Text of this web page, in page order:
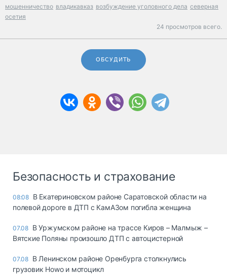
мошенничество владикавказ возбуждение уголовного дела северная
осетия
24 просмотров всего.
ОБСУДИТЬ
Безопасность и страхование
08:08 В Екатериновском районе Саратовской области на
полевой дороге в ДТП с КамАЗом погибла женщина
07.08 В Уржумском районе на трассе Киров – Малмыж –
Вятские Поляны произошло ДТП с автоцистерной
07.08 В Ленинском районе Оренбурга столкнулись
грузовик Howo и мотоцикл